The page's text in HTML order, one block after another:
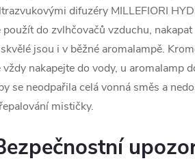
difuzéry MILLEFIORI
použít do zvlhčovačů vzduchu,
jsou i v běžné aromalampě.
vždy nakapejte do vody, u aromalamp
se neodpařila celá vonná směs a
mističky.